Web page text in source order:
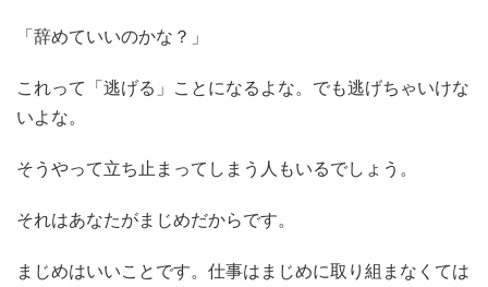
「辞めていいのかな？」
これって「逃げる」ことになるよな。でも逃げちゃいけな
いよな。
そうやって立ち止まってしまう人もいるでしょう。
それはあなたがまじめだからです。
まじめはいいことです。仕事はまじめに取り組まなくては